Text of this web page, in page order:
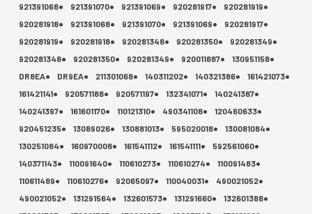
921391068●
921391070● 921391069● 920281917●
920281919●
920281918●
921391068● 921391070● 921391069●
920281917●
920281919●
920281918● 920281348● 920281350●
920281349●
920281348●
920281350● 920281349● 920011887●
130951158●
DR8EA●
DR9EA● 211301068● 140311202● 140321386●
161421073●
161421141●
920571188● 920571197● 132341071●
140241387●
140241397●
161601170● 110121310● 490341108●
120460633●
920451235●
13089026● 130881013● 595020018●
130081084●
130251084●
160970008● 161541112● 161541111●
592561060●
140371143●
110091640● 110610273● 110610274●
110091483●
110611489●
110610276● 92065097● 110040031●
490021052●
490021052●
131291564● 132601573● 131291660●
132601388●